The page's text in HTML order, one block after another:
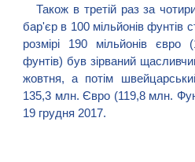
Також в третій раз за
бар'єр в 100 мільйонів фунтів
розмірі 190 мільйонів
фунтів) був зірваний
жовтня, а потім
135,3 млн. Євро (119,8 млн.
19 грудня 2017.